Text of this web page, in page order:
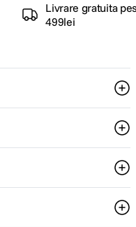
Livrare gratuita
499lei